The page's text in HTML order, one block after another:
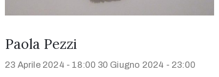
Paola Pezzi
23 Aprile 2024 - 18:00 30 Giugno 2024 - 23:00